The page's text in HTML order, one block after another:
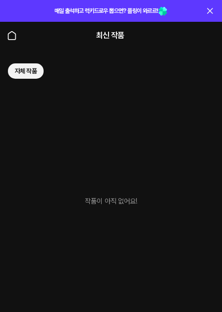
매일 출석하고 럭키드로우 뽑으면? 플링이 와르르!
최신 작품
자체 작품
작품이 아직 없어요!